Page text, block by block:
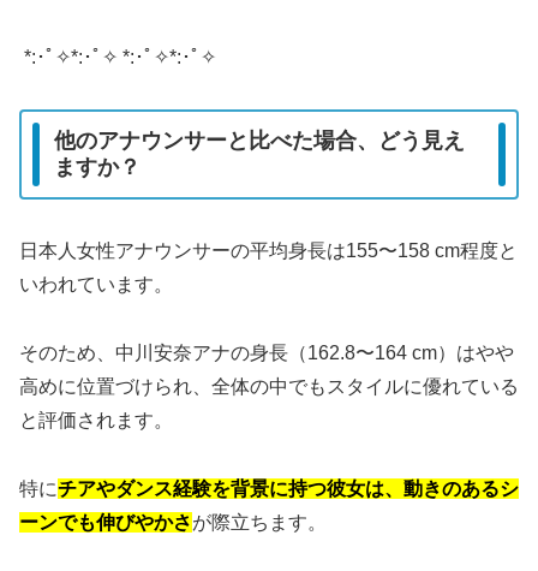
*:･ﾟ✧*:･ﾟ✧ *:･ﾟ✧*:･ﾟ✧
他のアナウンサーと比べた場合、どう見え
ますか？
日本人女性アナウンサーの平均身長は155〜158 cm程度と
いわれています。
そのため、中川安奈アナの身長（162.8〜164 cm）はやや
高めに位置づけられ、全体の中でもスタイルに優れている
と評価されます。
特にチアやダンス経験を背景に持つ彼女は、動きのあるシ
ーンでも伸びやかさが際立ちます。